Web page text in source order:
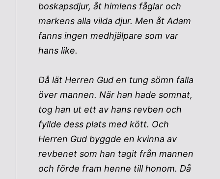
boskapsdjur, åt himlens fåglar och
markens alla vilda djur. Men åt Adam
fanns ingen medhjälpare som var
hans like.
Då lät Herren Gud en tung sömn falla
över mannen. När han hade somnat,
tog han ut ett av hans revben och
fyllde dess plats med kött. Och
Herren Gud byggde en kvinna av
revbenet som han tagit från mannen
och förde fram henne till honom. Då